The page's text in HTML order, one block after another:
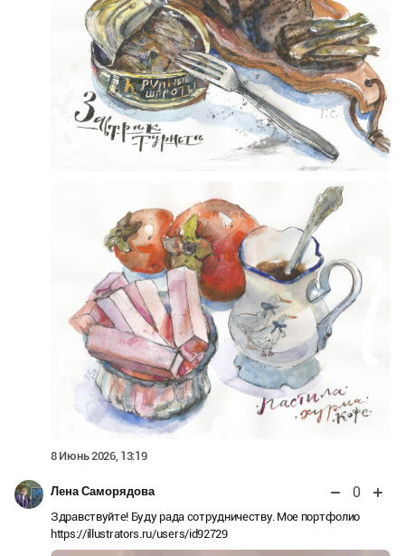
8 Июнь 2026, 13:19
Лена Саморядова 0
Здравствуйте! Буду рада сотрудничеству. Мое портфолио
https://illustrators.ru/users/id92729